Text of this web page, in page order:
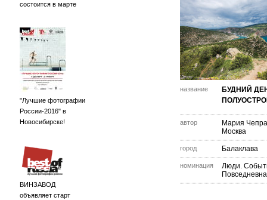
состоится в марте
"Лучшие фотографии
России-2016" в
Новосибирске!
ВИНЗАВОД
объявляет старт
название
БУДНИЙ
автор
Мария
Москва
город Балаклава
номинация
Люди.